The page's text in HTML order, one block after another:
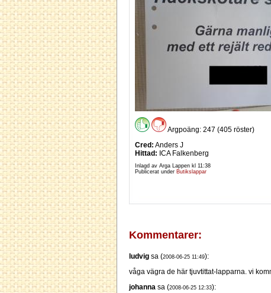
Argpoäng: 247 (405 röster)
Cred: Anders J
Hittad: ICA Falkenberg
Inlagd av Arga Lappen kl 11:38
Publicerat under Butikslappar
Kommentarer:
ludvig sa (2008-06-25 11:49):
våga vägra de här tjuvtittat-lapparna. vi
johanna sa (2008-06-25 12:33):